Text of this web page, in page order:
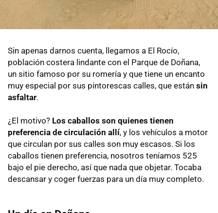
Sin apenas darnos cuenta, llegamos a El Rocío,
población costera lindante con el Parque de Doñana,
un sitio famoso por su romería y que tiene un encanto
muy especial por sus pintorescas calles, que están sin
asfaltar.
¿El motivo? Los caballos son quienes tienen
preferencia de circulación allí, y los vehículos a motor
que circulan por sus calles son muy escasos. Si los
caballos tienen preferencia, nosotros teníamos 525
bajo el pie derecho, así que nada que objetar. Tocaba
descansar y coger fuerzas para un día muy completo.